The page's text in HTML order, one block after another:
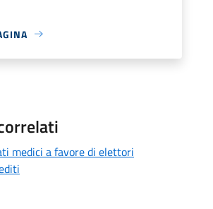
medici a favore di elettori